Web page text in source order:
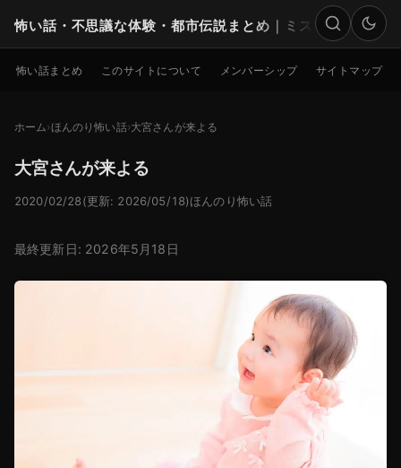
怖い話・不思議な体験・都市伝説まとめ｜ミステリー
検索
怖い話まとめ このサイトについて メンバーシップ サイトマップ
ホーム ほんのり怖い話 大宮さんが来よる
大宮さんが来よる
2020/02/28(更新: 2026/05/18)ほんのり怖い話
最終更新日: 2026年5月18日